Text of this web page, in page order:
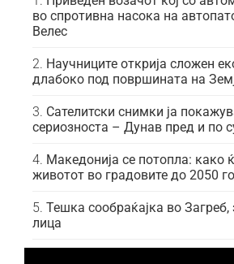
во спротивна насока на
Велес
Научниците открија сложен
длабоко под површината на
Сателитски снимки ја
сериозноста – Дунав пред и по
Македонија се потопла: како
животот во градовите до 2050
Тешка сообраќајка во Загреб,
лица